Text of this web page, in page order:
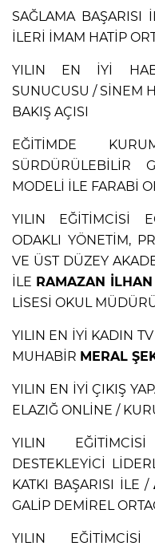
SAĞLAMA BAŞARISI
İLERİ İMAM HATİP
YILIN EN İYİ
SUNUCUSU / SİNEM
BAKIŞ AÇISI
EĞİTİMDE
SÜRDÜRÜLEBİLİR
MODELİ İLE FARABİ
YILIN EĞİTİMCİSİ
ODAKLI YÖNETİM,
VE ÜST DÜZEY
İLE RAMAZAN İLHAN
LİSESİ OKUL
YILIN EN İYİ KADIN
MUHABİR MERAL
YILIN EN İYİ ÇIKIŞ
ELAZIĞ ONLİNE /
YILIN
DESTEKLEYİCİ
KATKI BAŞARISI İLE /
GALİP DEMİREL
YILIN EĞİTİMCİSİ